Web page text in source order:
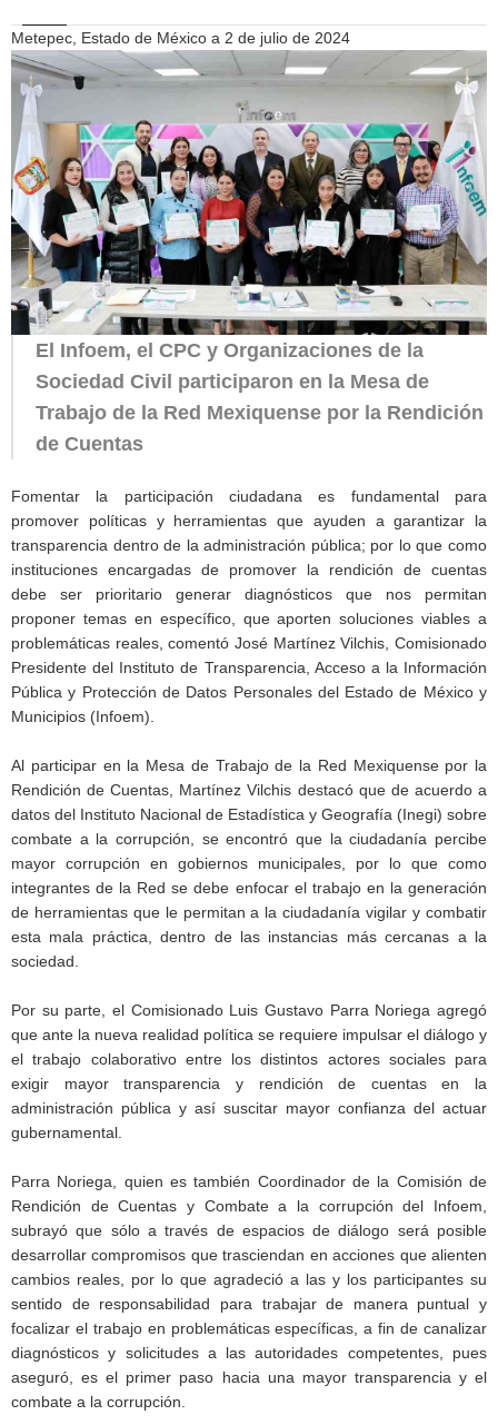
Metepec, Estado de México a 2 de julio de 2024
El Infoem, el CPC y Organizaciones de la
Sociedad Civil participaron en la Mesa de
Trabajo de la Red Mexiquense por la Rendición
de Cuentas
Fomentar la participación ciudadana es fundamental para
promover políticas y herramientas que ayuden a garantizar la
transparencia dentro de la administración pública; por lo que como
instituciones encargadas de promover la rendición de cuentas
debe ser prioritario generar diagnósticos que nos permitan
proponer temas en específico, que aporten soluciones viables a
problemáticas reales, comentó José Martínez Vilchis, Comisionado
Presidente del Instituto de Transparencia, Acceso a la Información
Pública y Protección de Datos Personales del Estado de México y
Municipios (Infoem).
Al participar en la Mesa de Trabajo de la Red Mexiquense por la
Rendición de Cuentas, Martínez Vilchis destacó que de acuerdo a
datos del Instituto Nacional de Estadística y Geografía (Inegi) sobre
combate a la corrupción, se encontró que la ciudadanía percibe
mayor corrupción en gobiernos municipales, por lo que como
integrantes de la Red se debe enfocar el trabajo en la generación
de herramientas que le permitan a la ciudadanía vigilar y combatir
esta mala práctica, dentro de las instancias más cercanas a la
sociedad.
Por su parte, el Comisionado Luis Gustavo Parra Noriega agregó
que ante la nueva realidad política se requiere impulsar el diálogo y
el trabajo colaborativo entre los distintos actores sociales para
exigir mayor transparencia y rendición de cuentas en la
administración pública y así suscitar mayor confianza del actuar
gubernamental.
Parra Noriega, quien es también Coordinador de la Comisión de
Rendición de Cuentas y Combate a la corrupción del Infoem,
subrayó que sólo a través de espacios de diálogo será posible
desarrollar compromisos que trasciendan en acciones que alienten
cambios reales, por lo que agradeció a las y los participantes su
sentido de responsabilidad para trabajar de manera puntual y
focalizar el trabajo en problemáticas específicas, a fin de canalizar
diagnósticos y solicitudes a las autoridades competentes, pues
aseguró, es el primer paso hacia una mayor transparencia y el
combate a la corrupción.